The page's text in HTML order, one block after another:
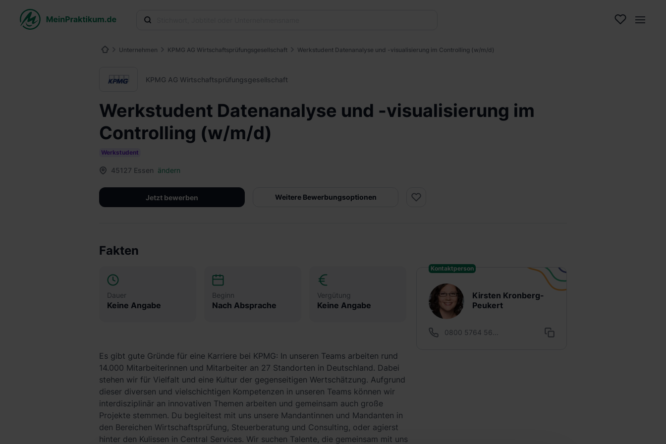
Unternehmen KPMG AG Wirtschaftsprüfungsgesellschaft Werkstudent Datenanalyse und -visualisierung im Controlling (w/m/d)
KPMG AG Wirtschaftsprüfungsgesellschaft
Werkstudent Datenanalyse und -visualisierung im
Controlling (w/m/d)
Werkstudent
45127 Essen ändern
Jetzt bewerben Weitere Bewerbungsoptionen
Fakten
Dauer
Keine Angabe
Beginn
Nach Absprache
Vergütung
Keine Angabe
Es gibt gute Gründe für eine Karriere bei KPMG: In unseren Teams arbeiten rund
14.000 Mitarbeiterinnen und Mitarbeiter an 27 Standorten in Deutschland. Dabei
stehen wir für Vielfalt und eine Kultur der gegenseitigen Wertschätzung. Aufgrund
dieser diversen und vielschichtigen Kompetenzen in unseren Teams können wir
interdisziplinär an innovativen Themen arbeiten und gemeinsam auch große
Projekte stemmen. Du begleitest mit uns unsere Mandantinnen und Mandanten in
den Bereichen Wirtschaftsprüfung, Steuerberatung und Consulting, oder agierst
hinter den Kulissen in Central Services. Wir suchen Talente, die gemeinsam mit uns
Kontaktperson
Kirsten Kronberg-
Peukert
0800 5764 56...